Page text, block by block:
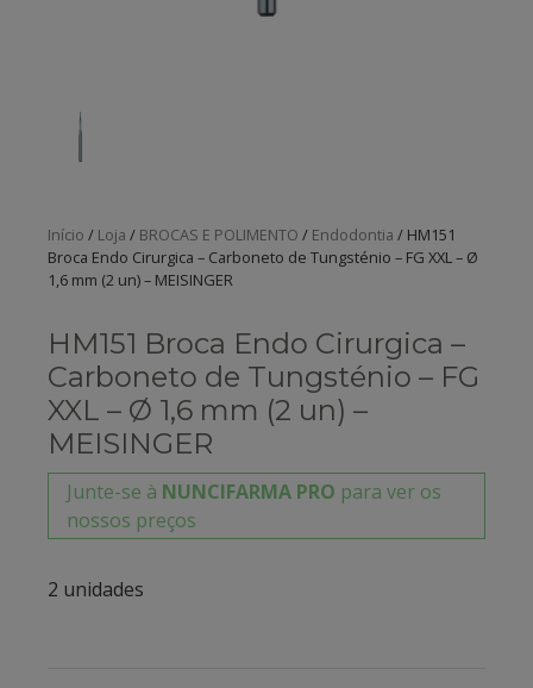
Início / Loja / BROCAS E POLIMENTO / Endodontia / HM151
Broca Endo Cirurgica – Carboneto de Tungsténio – FG XXL – Ø
1,6 mm (2 un) – MEISINGER
HM151 Broca Endo Cirurgica –
Carboneto de Tungsténio – FG
XXL – Ø 1,6 mm (2 un) –
MEISINGER
Junte-se à NUNCIFARMA PRO para ver os
nossos preços
2 unidades